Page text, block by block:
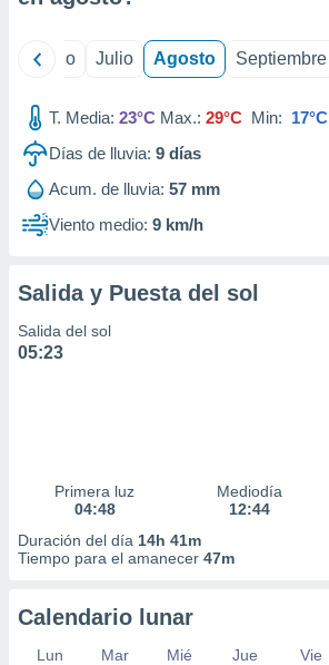
Junio Julio Agosto Septiembre
T. Media: 23°C Max.: 29°C Min: 17°C
Días de lluvia: 9 días
Acum. de lluvia: 57 mm
Viento medio: 9 km/h
Salida y Puesta del sol
Salida del sol
05:23
Primera luz
04:48
Mediodía
12:44
Duración del día 14h 41m
Tiempo para el amanecer 47m
Calendario lunar
Lun Mar Mié Jue Vie